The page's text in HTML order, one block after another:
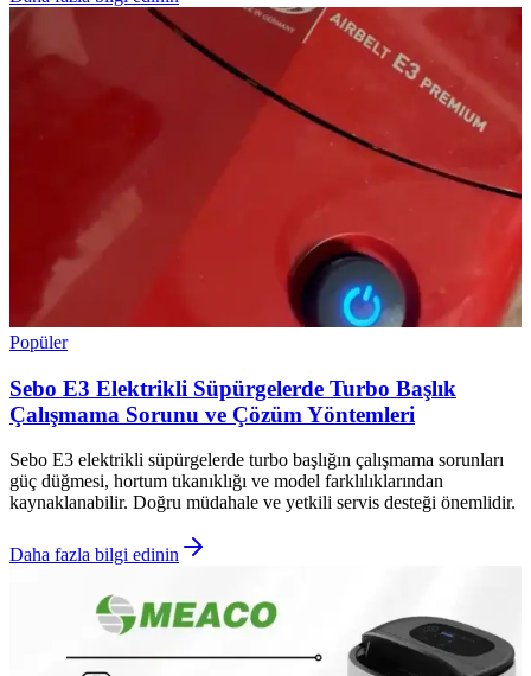
Popüler
Sebo E3 Elektrikli Süpürgelerde Turbo Başlık
Çalışmama Sorunu ve Çözüm Yöntemleri
Sebo E3 elektrikli süpürgelerde turbo başlığın çalışmama sorunları
güç düğmesi, hortum tıkanıklığı ve model farklılıklarından
kaynaklanabilir. Doğru müdahale ve yetkili servis desteği önemlidir.
Daha fazla bilgi edinin